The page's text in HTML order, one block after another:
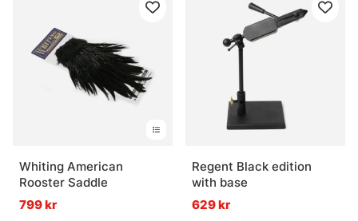
Vad är flugbindningsmaterial?
Vad är stingers och när används de?
Whiting American
Rooster Saddle
799 kr
Regent Black edition
with base
629 kr